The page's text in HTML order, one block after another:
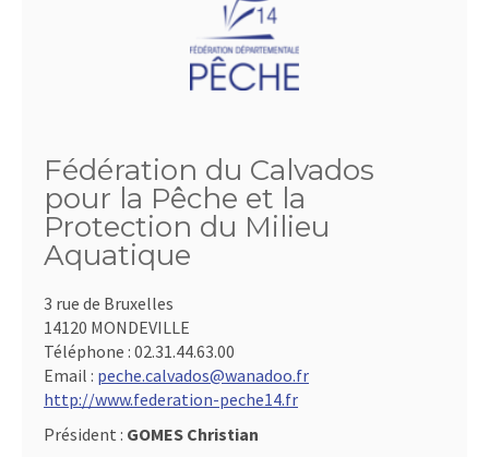
Fédération du Calvados
pour la Pêche et la
Protection du Milieu
Aquatique
3 rue de Bruxelles
14120 MONDEVILLE
Téléphone : 02.31.44.63.00
Email : peche.calvados@wanadoo.fr
http://www.federation-peche14.fr
Président : GOMES Christian